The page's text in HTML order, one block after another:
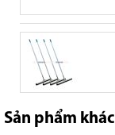
Sản phẩm khác